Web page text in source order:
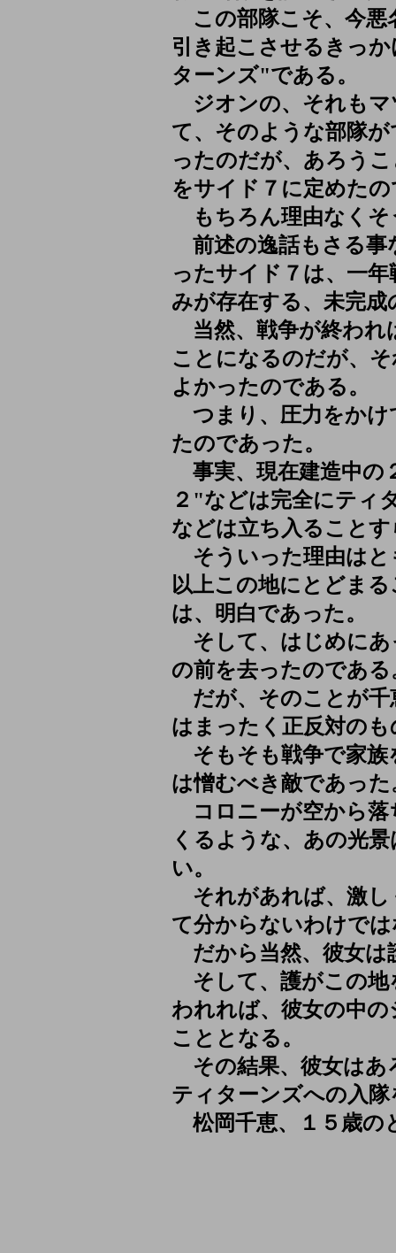
この部隊こそ、今悪
引き起こさせるきっ
ターンズ"である。
ジオンの、それもマ
て、そのような部隊
ったのだが、あろう
をサイド７に定めた
もちろん理由なくそ
前述の逸話もさる事
ったサイド７は、一
みが存在する、未完
当然、戦争が終われ
ことになるのだが、
よかったのである。
つまり、圧力をかけ
たのであった。
事実、現在建造中の
２"などは完全にティ
などは立ち入ること
そういった理由はと
以上この地にとどま
は、明白であった。
そして、はじめにあ
の前を去ったのである
だが、そのことが千
はまったく正反対の
そもそも戦争で家族
は憎むべき敵であった
コロニーが空から落
くるような、あの光
い。
それがあれば、激し
て分からないわけで
だから当然、彼女は
そして、護がこの地
われれば、彼女の中
こととなる。
その結果、彼女はあ
ティターンズへの入
松岡千恵、１５歳の